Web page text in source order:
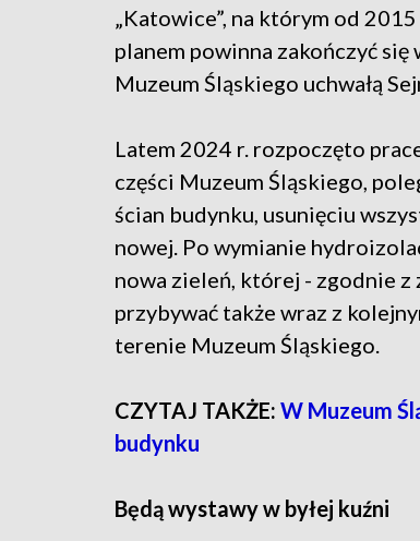
„Katowice”, na którym od
planem powinna zakończyć
Muzeum Śląskiego uchwałą
Latem 2024 r. rozpoczęto
części Muzeum Śląskiego,
ścian budynku, usunięciu
nowej. Po wymianie
nowa zieleń, której - zgodnie
przybywać także wraz z
terenie Muzeum Śląskiego.
CZYTAJ TAKŻE: W Muzeum
budynku
Będą wystawy w byłej kuźni